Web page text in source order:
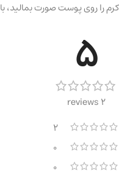
کرم را روی پوست صورت بمالید،
5
2 reviews
2
0
0